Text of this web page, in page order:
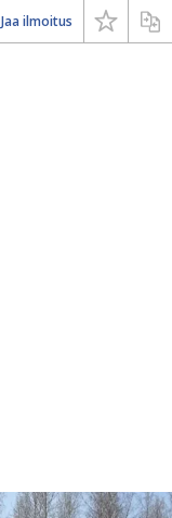
Jaa ilmoitus